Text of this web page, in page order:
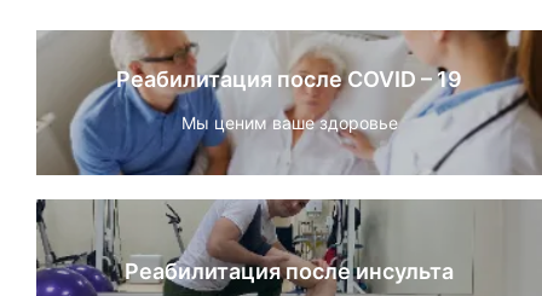
Реабилитация после COVID – 19
Мы ценим ваше здоровье
Реабилитация после инсульта